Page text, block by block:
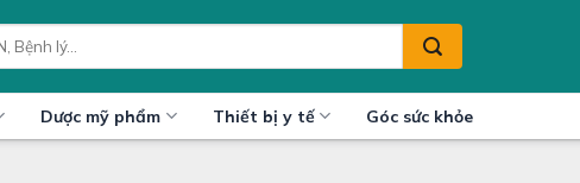
Dược mỹ phẩm Thiết bị y tế Góc sức khỏe